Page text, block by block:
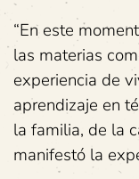
“En este
las materias
experiencia de
aprendizaje en
la familia, de la
manifestó la